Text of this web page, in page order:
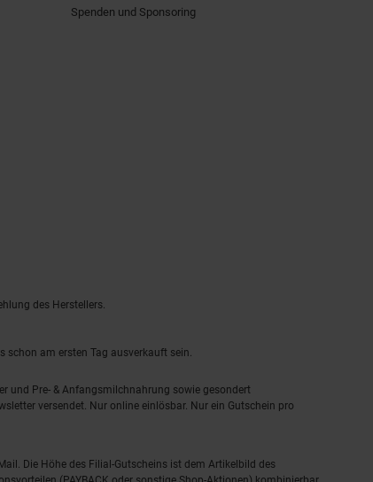
Spenden und Sponsoring
des Herstellers.
schon am ersten Tag ausverkauft sein.
und Pre- & Anfangsmilchnahrung sowie gesondert
versendet. Nur online einlösbar. Nur ein Gutschein pro
Die Höhe des Filial-Gutscheins ist dem Artikelbild des